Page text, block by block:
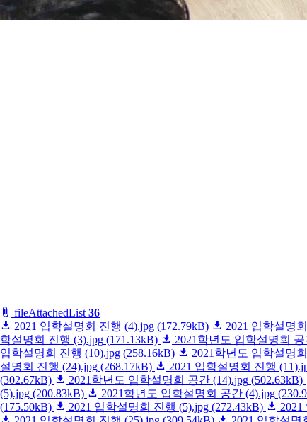
fileAttachedList 36
2021 입학설명회 진행 (4).jpg (172.79kB) 2021 입학설명
학설명회 진행 (3).jpg (171.13kB) 2021학년도 입학설명회 공
입학설명회 진행 (10).jpg (258.16kB) 2021학년도 입학설명
설명회 진행 (24).jpg (268.17kB) 2021 입학설명회 진행
(302.67kB)
2021학년도 입학설명회 공간 (14).jpg (502.63kB)
(5).jpg (200.83kB) 2021학년도 입학설명회 공간 (4).jpg
(175.50kB)
2021 입학설명회 진행 (5).jpg (272.43kB)